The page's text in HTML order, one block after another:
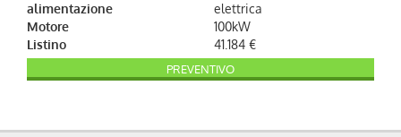
alimentazione
elettrica
Motore
100kW
Listino
41.184 €
PREVENTIVO